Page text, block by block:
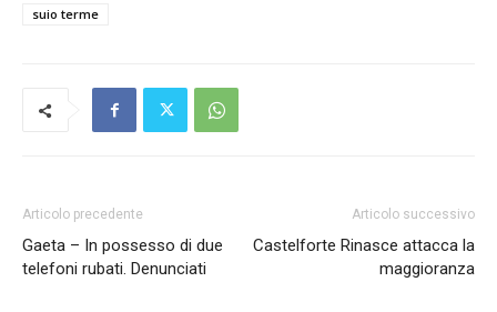
suio terme
Articolo precedente
Gaeta – In possesso di due
telefoni rubati. Denunciati
Articolo successivo
Castelforte Rinasce attacca la
maggioranza